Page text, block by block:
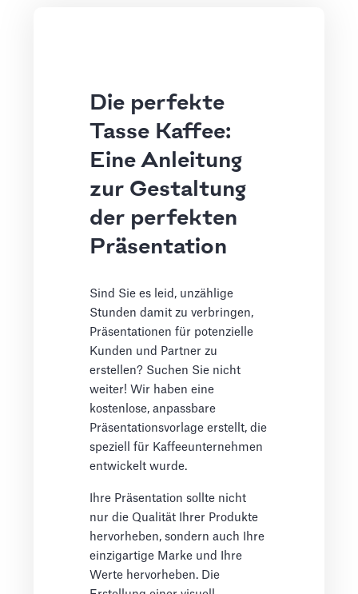
Die perfekte
Tasse Kaffee:
Eine Anleitung
zur Gestaltung
der perfekten
Präsentation
Sind Sie es leid, unzählige
Stunden damit zu verbringen,
Präsentationen für potenzielle
Kunden und Partner zu
erstellen? Suchen Sie nicht
weiter! Wir haben eine
kostenlose, anpassbare
Präsentationsvorlage erstellt, die
speziell für Kaffeeunternehmen
entwickelt wurde.
Ihre Präsentation sollte nicht
nur die Qualität Ihrer Produkte
hervorheben, sondern auch Ihre
einzigartige Marke und Ihre
Werte hervorheben. Die